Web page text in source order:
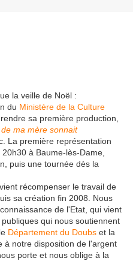
la veille de Noël :
du Ministère de la Culture
sa première production,
ma mère sonnait
La première représentation
à Baume-lès-Dame,
puis une tournée dès la
récompenser le travail de
sa création fin 2008. Nous
de l'Etat, qui vient
qui nous soutiennent
le Département du Doubs et la
à notre disposition de l'argent
porte et nous oblige à la